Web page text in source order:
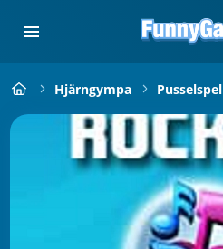
Hjärngympa Pusselspel